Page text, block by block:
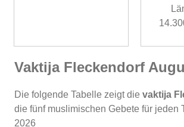
Vaktija Fleckendorf
Die folgende Tabelle zeigt die vaktija
die fünf muslimischen Gebete für jeden
2026